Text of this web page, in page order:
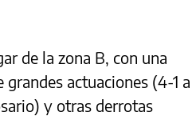
de la zona B, con una
actuaciones (4-1 a
y otras derrotas